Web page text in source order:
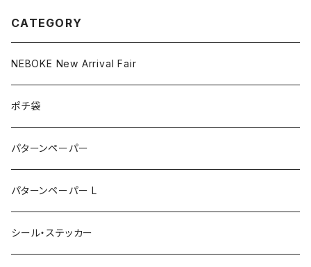
CATEGORY
NEBOKE New Arrival Fair
ポチ袋
パターンペーパー
パターンペーパー L
シール・ステッカー